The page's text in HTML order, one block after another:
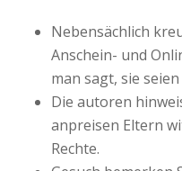
Nebensächlich
Anschein- und
man sagt, sie
Die autoren
anpreisen Eltern
Rechte.